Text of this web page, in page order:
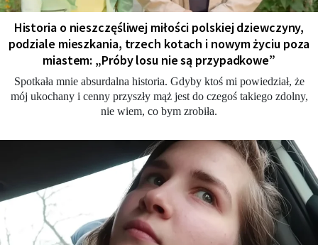
Historia o nieszczęśliwej miłości polskiej dziewczyny,
podziale mieszkania, trzech kotach i nowym życiu poza
miastem: „Próby losu nie są przypadkowe”
Spotkała mnie absurdalna historia. Gdyby ktoś mi powiedział, że
mój ukochany i cenny przyszły mąż jest do czegoś takiego zdolny,
nie wiem, co bym zrobiła.